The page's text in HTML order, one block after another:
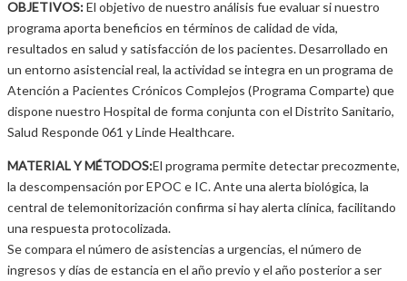
OBJETIVOS:El objetivo de nuestro análisis fue evaluar si nuestro
programa aporta beneficios en términos de calidad de vida,
resultados en salud y satisfacción de los pacientes. Desarrollado en
un entorno asistencial real, la actividad se integra en un programa de
Atención a Pacientes Crónicos Complejos (Programa Comparte) que
dispone nuestro Hospital de forma conjunta con el Distrito Sanitario,
Salud Responde 061 y Linde Healthcare.
MATERIAL Y MÉTODOS:El programa permite detectar precozmente,
la descompensación por EPOC e IC. Ante una alerta biológica, la
central de telemonitorización confirma si hay alerta clínica, facilitando
una respuesta protocolizada.
Se compara el número de asistencias a urgencias, el número de
ingresos y días de estancia en el año previo y el año posterior a ser